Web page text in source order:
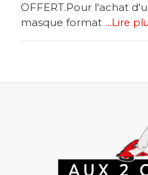
OFFERT.Pour l'achat
masque format ...Lire